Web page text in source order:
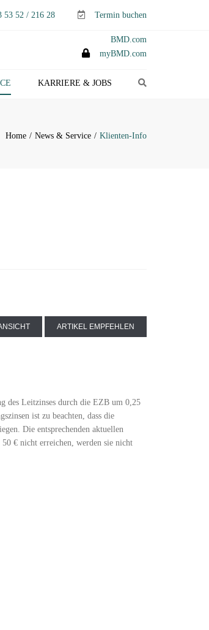
53 52 / 216 28 Termin buchen
BMD.com
myBMD.com
KARRIERE & JOBS
Home News & Service Klienten-Info
ARTIKEL EMPFEHLEN
des Leitzinses durch die EZB um 0,25
ist zu beachten, dass die
Die entsprechenden aktuellen
50 € nicht erreichen, werden sie nicht